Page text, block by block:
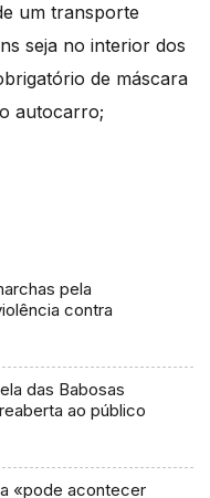
um transporte
seja no interior dos
de máscara
autocarro;
pela
contra
das Babosas
ao público
«pode acontecer